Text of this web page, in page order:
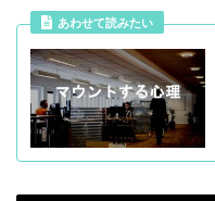
あわせて読みたい